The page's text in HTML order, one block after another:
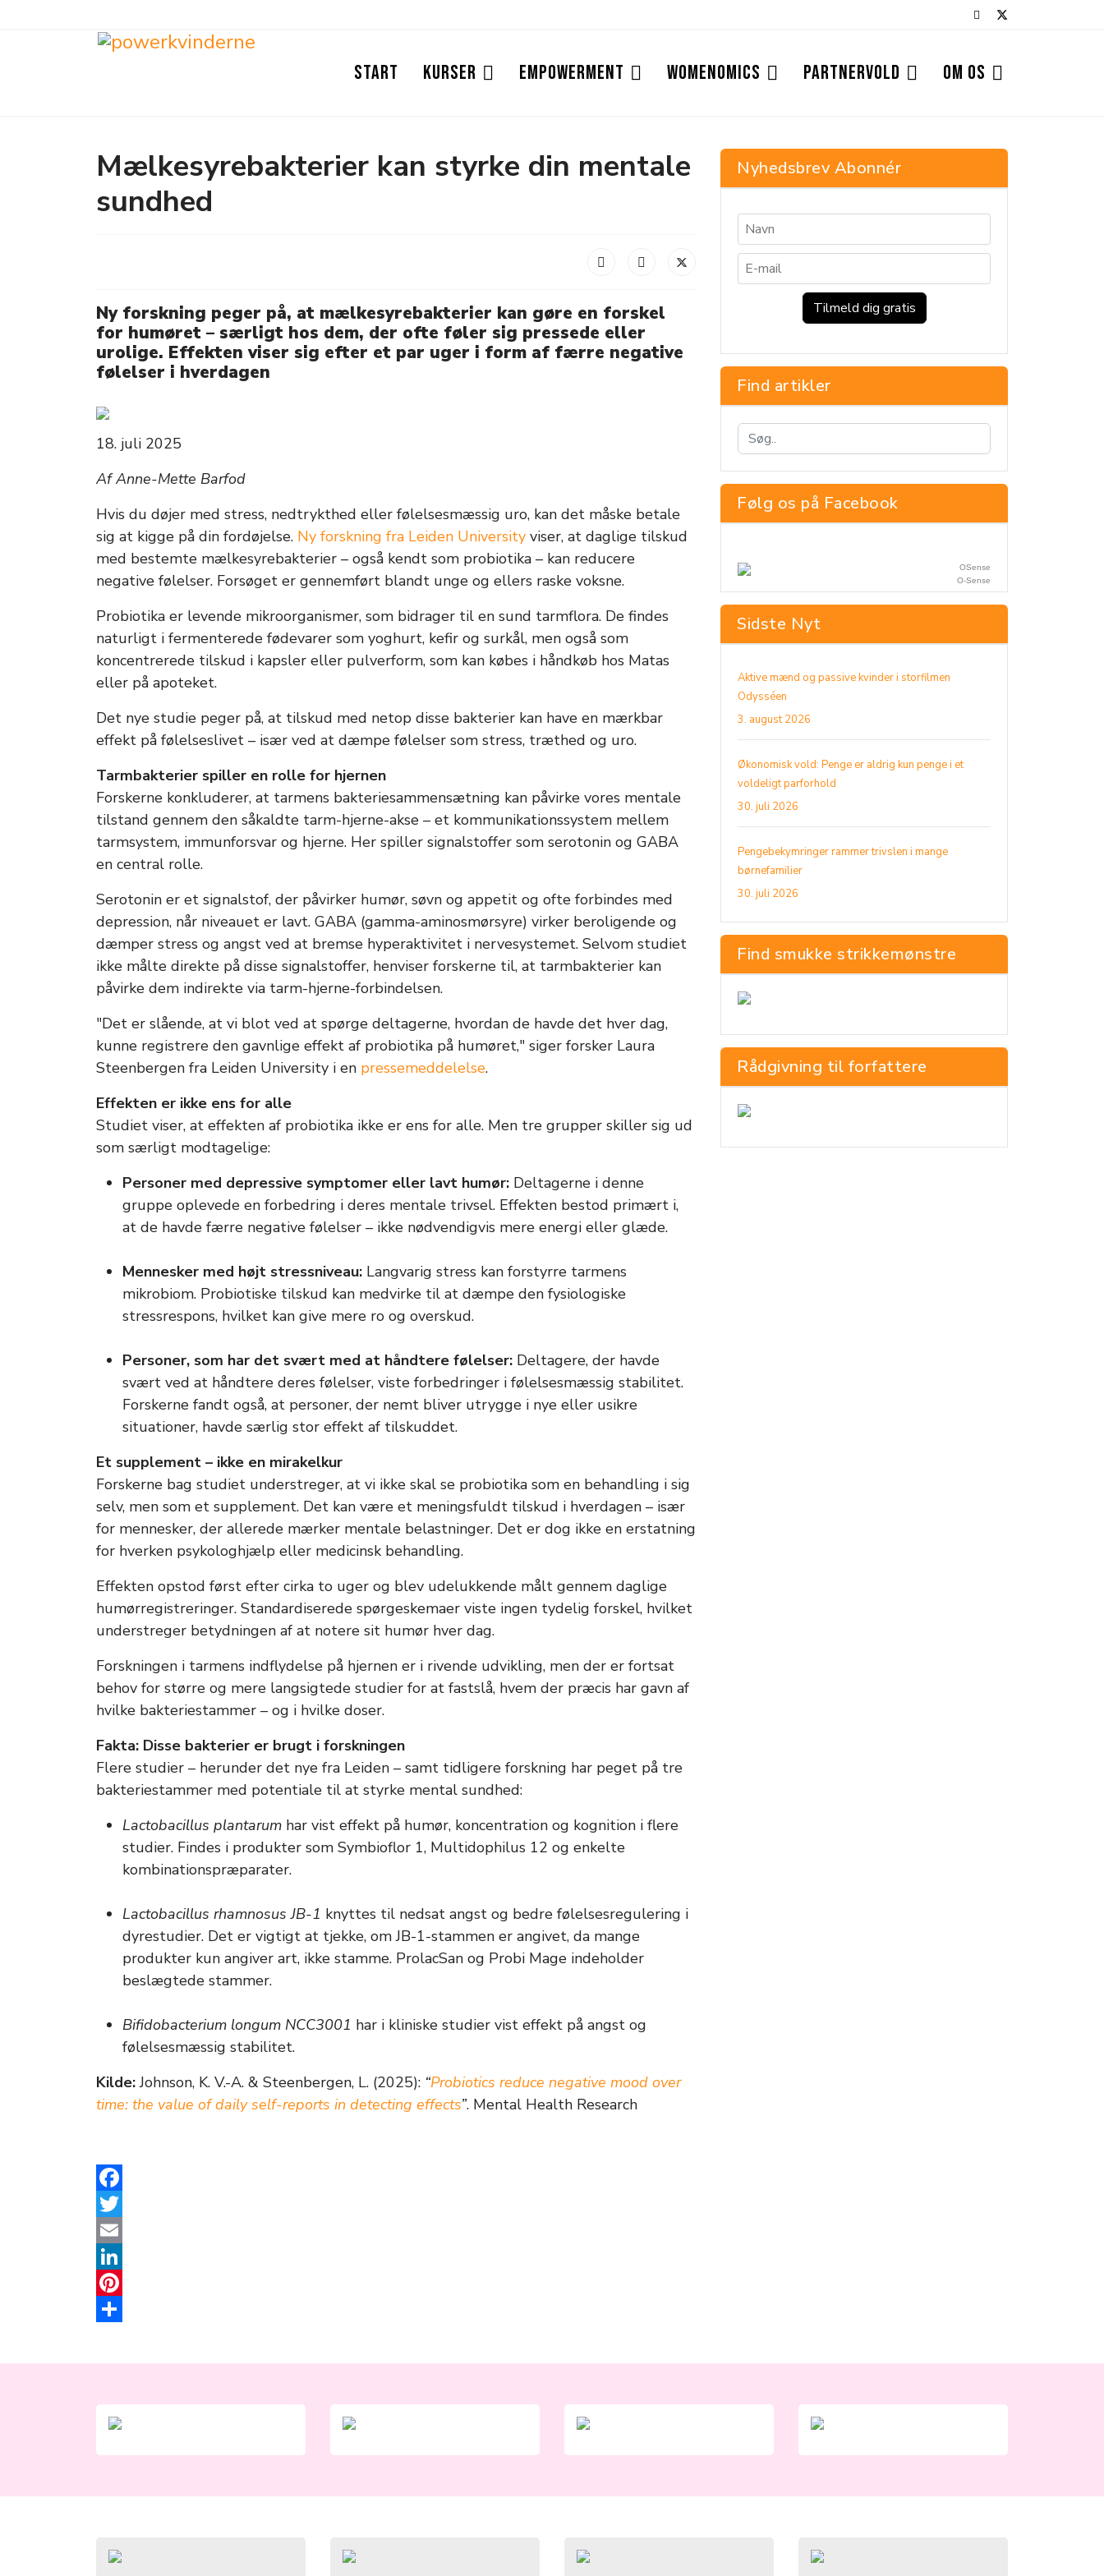
Start Kurser Empowerment Womenomics PARTNERVOLD Om os
Mælkesyrebakterier kan styrke din mentale
sundhed
Ny forskning peger på, at mælkesyrebakterier kan gøre en forskel
for humøret – særligt hos dem, der ofte føler sig pressede eller
urolige. Effekten viser sig efter et par uger i form af færre negative
følelser i hverdagen
18. juli 2025
Af Anne-Mette Barfod
Hvis du døjer med stress, nedtrykthed eller følelsesmæssig uro, kan det måske betale
sig at kigge på din fordøjelse. Ny forskning fra Leiden University viser, at daglige tilskud
med bestemte mælkesyrebakterier – også kendt som probiotika – kan reducere
negative følelser. Forsøget er gennemført blandt unge og ellers raske voksne.
Probiotika er levende mikroorganismer, som bidrager til en sund tarmflora. De findes
naturligt i fermenterede fødevarer som yoghurt, kefir og surkål, men også som
koncentrerede tilskud i kapsler eller pulverform, som kan købes i håndkøb hos Matas
eller på apoteket.
Det nye studie peger på, at tilskud med netop disse bakterier kan have en mærkbar
effekt på følelseslivet – især ved at dæmpe følelser som stress, træthed og uro.
Tarmbakterier spiller en rolle for hjernen
Forskerne konkluderer, at tarmens bakteriesammensætning kan påvirke vores mentale
tilstand gennem den såkaldte tarm-hjerne-akse – et kommunikationssystem mellem
tarmsystem, immunforsvar og hjerne. Her spiller signalstoffer som serotonin og GABA
en central rolle.
Serotonin er et signalstof, der påvirker humør, søvn og appetit og ofte forbindes med
depression, når niveauet er lavt. GABA (gamma-aminosmørsyre) virker beroligende og
dæmper stress og angst ved at bremse hyperaktivitet i nervesystemet. Selvom studiet
ikke målte direkte på disse signalstoffer, henviser forskerne til, at tarmbakterier kan
påvirke dem indirekte via tarm-hjerne-forbindelsen.
"Det er slående, at vi blot ved at spørge deltagerne, hvordan de havde det hver dag,
kunne registrere den gavnlige effekt af probiotika på humøret," siger forsker Laura
Steenbergen fra Leiden University i en pressemeddelelse.
Effekten er ikke ens for alle
Studiet viser, at effekten af probiotika ikke er ens for alle. Men tre grupper skiller sig ud
som særligt modtagelige:
Personer med depressive symptomer eller lavt humør: Deltagerne i denne
gruppe oplevede en forbedring i deres mentale trivsel. Effekten bestod primært i,
at de havde færre negative følelser – ikke nødvendigvis mere energi eller glæde.
Mennesker med højt stressniveau: Langvarig stress kan forstyrre tarmens
mikrobiom. Probiotiske tilskud kan medvirke til at dæmpe den fysiologiske
stressrespons, hvilket kan give mere ro og overskud.
Personer, som har det svært med at håndtere følelser: Deltagere, der havde
svært ved at håndtere deres følelser, viste forbedringer i følelsesmæssig stabilitet.
Forskerne fandt også, at personer, der nemt bliver utrygge i nye eller usikre
situationer, havde særlig stor effekt af tilskuddet.
Et supplement – ikke en mirakelkur
Forskerne bag studiet understreger, at vi ikke skal se probiotika som en behandling i sig
selv, men som et supplement. Det kan være et meningsfuldt tilskud i hverdagen – især
for mennesker, der allerede mærker mentale belastninger. Det er dog ikke en erstatning
for hverken psykologhjælp eller medicinsk behandling.
Effekten opstod først efter cirka to uger og blev udelukkende målt gennem daglige
humørregistreringer. Standardiserede spørgeskemaer viste ingen tydelig forskel, hvilket
understreger betydningen af at notere sit humør hver dag.
Forskningen i tarmens indflydelse på hjernen er i rivende udvikling, men der er fortsat
behov for større og mere langsigtede studier for at fastslå, hvem der præcis har gavn af
hvilke bakteriestammer – og i hvilke doser.
Fakta: Disse bakterier er brugt i forskningen
Flere studier – herunder det nye fra Leiden – samt tidligere forskning har peget på tre
bakteriestammer med potentiale til at styrke mental sundhed:
Lactobacillus plantarum har vist effekt på humør, koncentration og kognition i flere
studier. Findes i produkter som Symbioflor 1, Multidophilus 12 og enkelte
kombinationspræparater.
Lactobacillus rhamnosus JB-1 knyttes til nedsat angst og bedre følelsesregulering i
dyrestudier. Det er vigtigt at tjekke, om JB-1-stammen er angivet, da mange
produkter kun angiver art, ikke stamme. ProlacSan og Probi Mage indeholder
beslægtede stammer.
Bifidobacterium longum NCC3001 har i kliniske studier vist effekt på angst og
følelsesmæssig stabilitet.
Kilde:Johnson, K. V.-A. & Steenbergen, L. (2025): “Probiotics reduce negative mood over
time: the value of daily self-reports in detecting effects”. Mental Health Research
Facebook
Twitter
Email
LinkedIn
Pinterest
Nyhedsbrev Abonnér
Find artikler
Følg os på Facebook
O-Sense
Sidste Nyt
Aktive mænd og passive kvinder i storfilmen
Odysséen
3. august 2026
Økonomisk vold: Penge er aldrig kun penge i et
voldeligt parforhold
30. juli 2026
Pengebekymringer rammer trivslen i mange
børnefamilier
30. juli 2026
Find smukke strikkemønstre
Rådgivning til forfattere